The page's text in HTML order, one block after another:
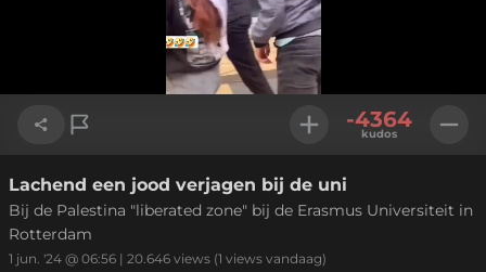
Link kopiëren
-4364
kudos
Lachend een jood verjagen bij de uni
Bij de Palestina "liberated zone" bij de Erasmus Universiteit in
Rotterdam
1 jun. '24 @ 06:56 | 20.646 views (1 views vandaag)